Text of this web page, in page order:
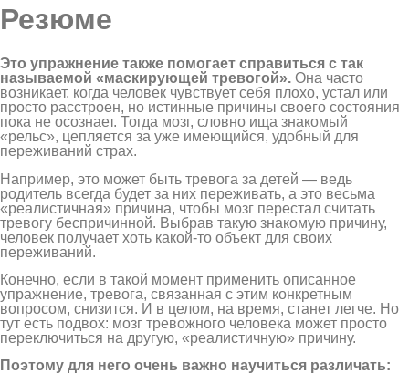
Резюме
Это упражнение также помогает справиться с так
называемой «маскирующей тревогой». Она часто
возникает, когда человек чувствует себя плохо, устал или
просто расстроен, но истинные причины своего состояния
пока не осознает. Тогда мозг, словно ища знакомый
«рельс», цепляется за уже имеющийся, удобный для
переживаний страх.
Например, это может быть тревога за детей — ведь
родитель всегда будет за них переживать, а это весьма
«реалистичная» причина, чтобы мозг перестал считать
тревогу беспричинной. Выбрав такую знакомую причину,
человек получает хоть какой-то объект для своих
переживаний.
Конечно, если в такой момент применить описанное
упражнение, тревога, связанная с этим конкретным
вопросом, снизится. И в целом, на время, станет легче. Но
тут есть подвох: мозг тревожного человека может просто
переключиться на другую, «реалистичную» причину.
Поэтому для него очень важно научиться различать: